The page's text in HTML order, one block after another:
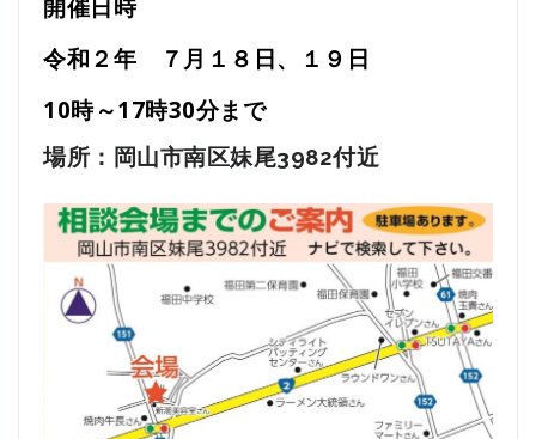
開催日時
令和２年 ７月１８日、１９日
10時～17時30分まで
場所：岡山市南区妹尾3982付近